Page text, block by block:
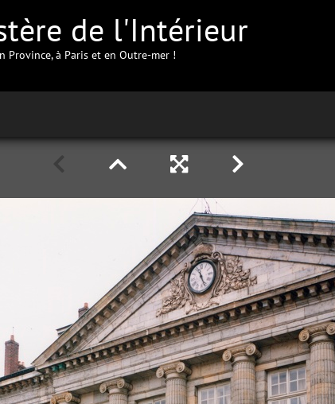
de l'Intérieur
Province, à Paris et en Outre-mer !